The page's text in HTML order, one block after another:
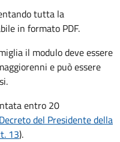
tutta la
in formato PDF.
il modulo deve essere
e può essere
entro 20
Decreto del Presidente della
13).